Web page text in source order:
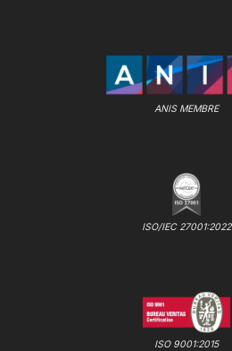
ANIS MEMBRE
ISO/IEC 27001:2022
ISO 9001:2015